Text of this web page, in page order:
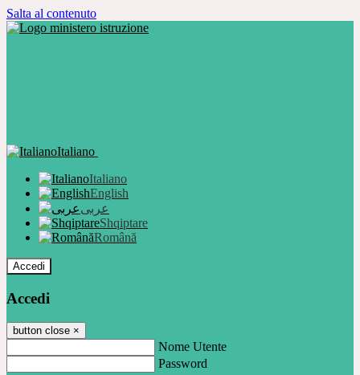
Salta al contenuto
Italiano
Italiano
English
عربى
Shqiptare
Română
Accedi
Accedi
button close ×
Nome Utente
Password